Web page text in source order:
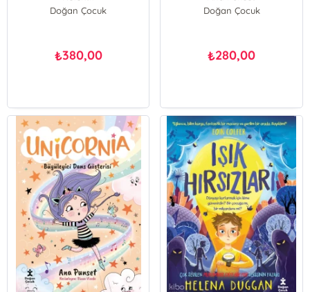
Doğan Çocuk
₺380,00
Doğan Çocuk
₺280,00